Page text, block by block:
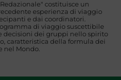
costituisce un
esperienza di viaggio
e dai coordinatori.
di viaggio suscettibile
decisioni dei gruppi nello spirito
caratteristica della formula dei
nel Mondo.